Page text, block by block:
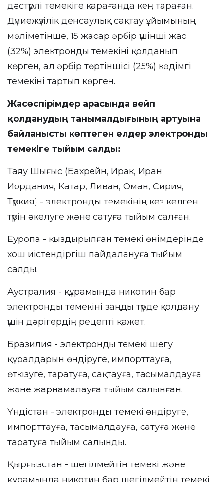
дәстүрлі темекіге қарағанда кең тараған.
Дүниежүзілік денсаулық сақтау ұйымының
мәліметінше, 15 жасар әрбір үшінші жас
(32%) электронды темекіні қолданып
көрген, ал әрбір төртіншісі (25%) кәдімгі
темекіні тартып көрген.
Жасөспірімдер арасында вейп
қолданудың танымалдығының артуына
байланысты көптеген елдер электронды
темекіге тыйым салды:
Таяу Шығыс (Бахрейн, Ирак, Иран,
Иордания, Катар, Ливан, Оман, Сирия,
Түркия) - электронды темекінің кез келген
түрін әкелуге және сатуға тыйым салған.
Еуропа - қыздырылған темекі өнімдерінде
хош иістендіргіш пайдалануға тыйым
салды.
Аустралия - құрамында никотин бар
электронды темекіні заңды түрде қолдану
үшін дәрігердің рецепті қажет.
Бразилия - электронды темекі шегу
құралдарын өндіруге, импорттауға,
өткізуге, таратуға, сақтауға, тасымалдауға
және жарнамалауға тыйым салынған.
Үндістан - электронды темекі өндіруге,
импорттауға, тасымалдауға, сатуға және
таратуға тыйым салынды.
Қырғызстан - шегілмейтін темекі және
құрамында никотин бар шегілмейтін темекі